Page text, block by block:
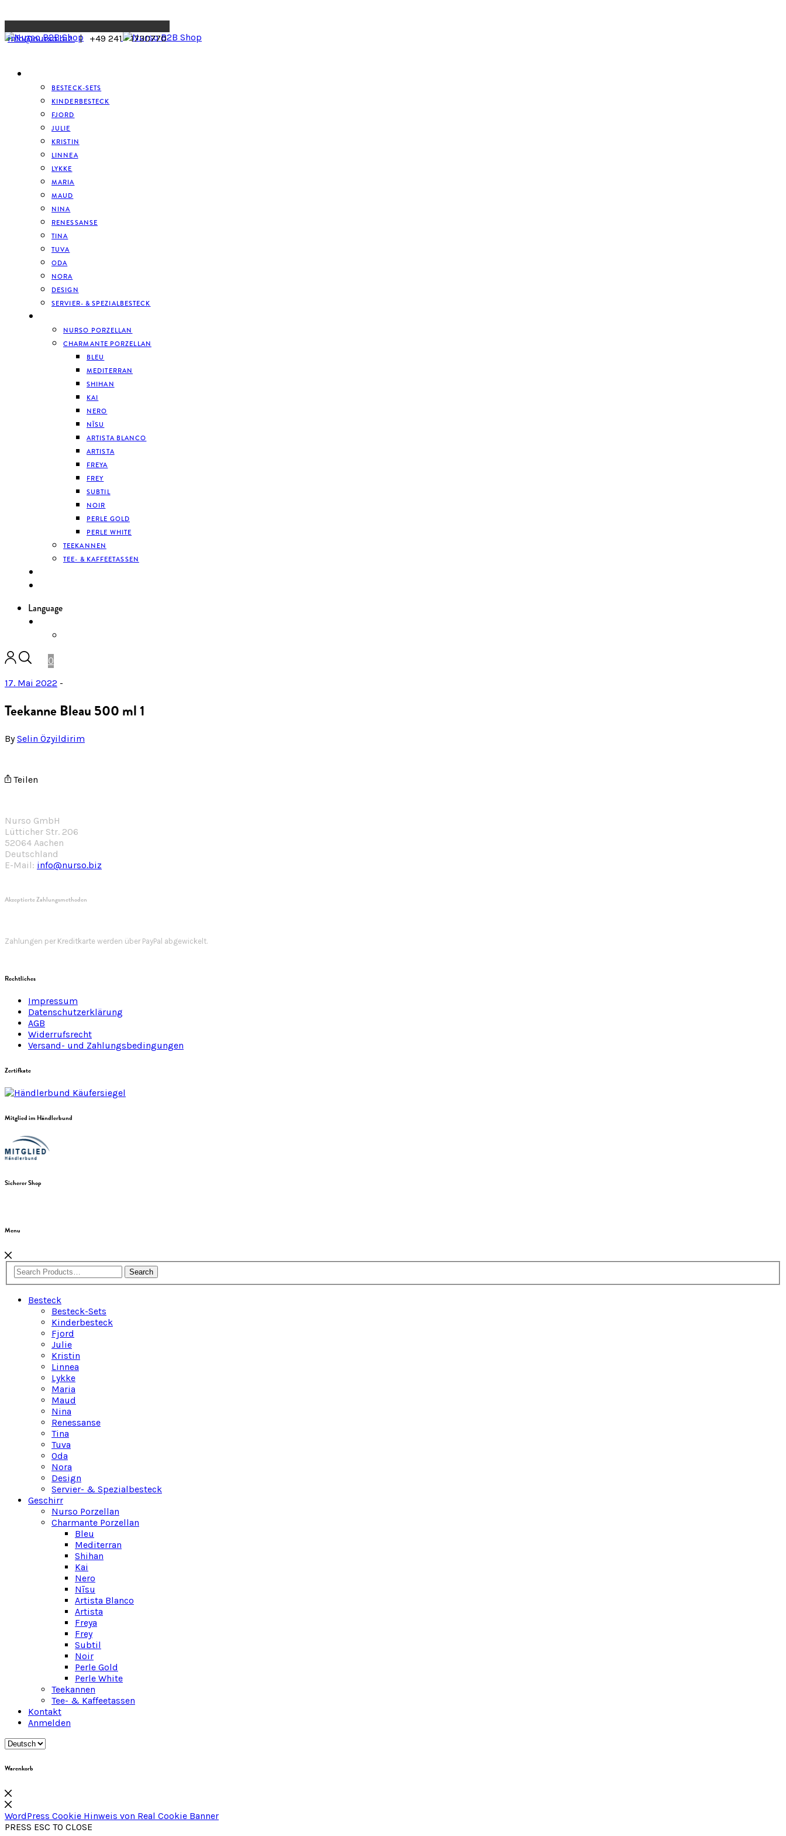
info@nurso.biz| +49 241 - 1730770
BESTECK-SETS
KINDERBESTECK
FJORD
JULIE
KRISTIN
LINNEA
LYKKE
MARIA
MAUD
NINA
RENESSANSE
TINA
TUVA
ODA
NORA
DESIGN
SERVIER- & SPEZIALBESTECK
NURSO PORZELLAN
CHARMANTE PORZELLAN
BLEU
MEDITERRAN
SHIHAN
KAI
NERO
NĪSU
ARTISTA BLANCO
ARTISTA
FREYA
FREY
SUBTIL
NOIR
PERLE GOLD
PERLE WHITE
TEEKANNEN
TEE- & KAFFEETASSEN
Language
0
17. Mai 2022 -
Teekanne Bleau 500 ml 1
BySelin Özyildirim
Teilen
Nurso GmbH
Lütticher Str. 206
52064 Aachen
Deutschland
E-Mail: info@nurso.biz
Akzeptierte Zahlungsmethoden
Zahlungen per Kreditkarte werden über PayPal abgewickelt.
Rechtliches
Impressum
Datenschutzerklärung
AGB
Widerrufsrecht
Versand- und Zahlungsbedingungen
Zertifkate
Mitglied im Händlerbund
Sicherer Shop
Menu
Search
Besteck
Besteck-Sets
Kinderbesteck
Fjord
Julie
Kristin
Linnea
Lykke
Maria
Maud
Nina
Renessanse
Tina
Tuva
Oda
Nora
Design
Servier- & Spezialbesteck
Geschirr
Nurso Porzellan
Charmante Porzellan
Bleu
Mediterran
Shihan
Kai
Nero
Nīsu
Artista Blanco
Artista
Freya
Frey
Subtil
Noir
Perle Gold
Perle White
Teekannen
Tee- & Kaffeetassen
Kontakt
Anmelden
Warenkorb
WordPress Cookie Hinweis von Real Cookie Banner
PRESS ESC TO CLOSE